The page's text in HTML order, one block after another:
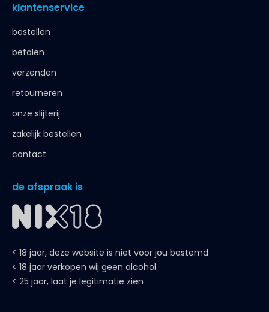
klantenservice
bestellen
betalen
verzenden
retourneren
onze slijterij
zakelijk bestellen
contact
de afspraak is
< 18 jaar, deze website is niet voor jou bestemd
< 18 jaar verkopen wij geen alcohol
< 25 jaar, laat je legitimatie zien